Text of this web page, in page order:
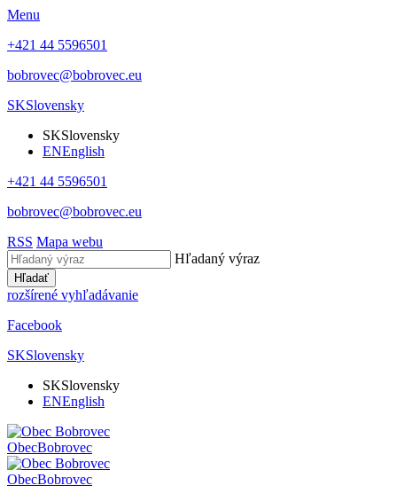
Menu
+421 44 5596501
bobrovec@bobrovec.eu
SKSlovensky
SKSlovensky
ENEnglish
+421 44 5596501
bobrovec@bobrovec.eu
RSS Mapa webu
Hľadaný výraz
Hľadať
rozšírené vyhľadávanie
Facebook
SKSlovensky
SKSlovensky
ENEnglish
ObecBobrovec
ObecBobrovec